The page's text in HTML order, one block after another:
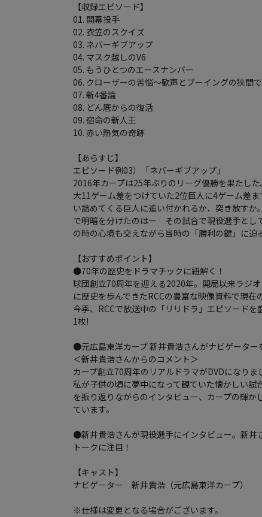
【収録エピソード】
01. 開幕投手
02. 衣笠のスクイズ
03. ネバーギブアップ
04. マスク越しのV6
05. もうひとつのエースナンバー
06. クローザーの苦悩～歓声とブーイングの狭間
07. 新4番論
08. どん底からの復活
09. 宿命の新人王
10. 赤い熱気の奇跡
【あらすじ】
エピソード例03）「ネバーギブアップ」
2016年カープは25年ぶりのリーグ優勝を果たし
大11ゲーム差をつけていた2位巨人に4ゲーム差
い詰めてくる巨人に追い付かれるか、突き放す
で明暗を分けたのはー その試合で現役選手とし
の時の心境も交えながら当時の「勝利の鍵」に迫
【おすすめポイント】
●70年の歴史をドラマチックに紐解く！
球団創立70周年を迎える2020年。開局以来ラジ
に歴史を歩んできたRCCの豊富な映像資料で現在
今季、RCCで放送中の「リリドラ」エピソード
1枚!
●元広島東洋カープ 新井貴浩さんがナビゲーター
＜新井貴浩さんからのコメント＞
カープ創立70周年のリアルドラマがDVDになりま
私が子供の頃に夢中になって観ていた懐かしい
を振り返りながらのインタビュー、カープの輝
ています。
●新井貴浩さんが現役選手にインタビュー。新井
トークに注目！
【キャスト】
ナビゲーター 新井貴浩（元広島東洋カープ）
※仕様は変更となる場合がございます。